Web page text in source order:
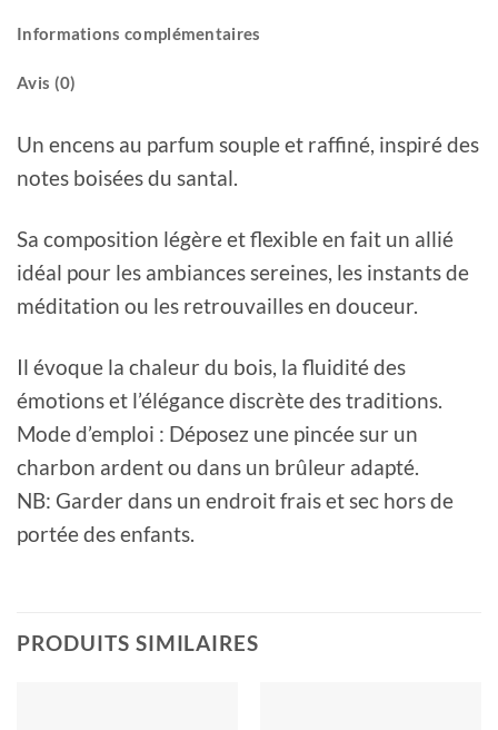
Informations complémentaires
Avis (0)
Un encens au parfum souple et raffiné, inspiré des
notes boisées du santal.
Sa composition légère et flexible en fait un allié
idéal pour les ambiances sereines, les instants de
méditation ou les retrouvailles en douceur.
Il évoque la chaleur du bois, la fluidité des
émotions et l’élégance discrète des traditions.
‎‎Mode d’emploi : Déposez une pincée sur un
charbon ardent ou dans un brûleur adapté.
‎‎NB: Garder dans un endroit frais et sec hors de
portée des enfants.
PRODUITS SIMILAIRES